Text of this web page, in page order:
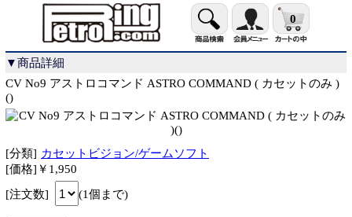
0
▼商品詳細
CV No9 アストロコマンド ASTRO COMMAND ( カセットのみ )
()
[分類] カセットビジョン/ゲームソフト
[価格]￥1,950
[注文数]
(1個まで)